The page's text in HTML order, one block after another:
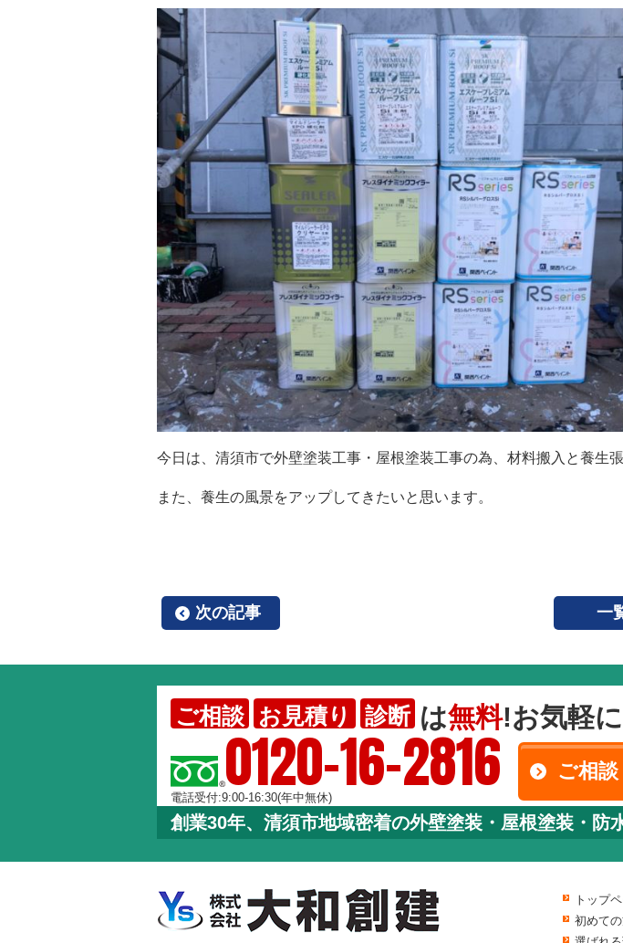
今日は、清須市で外壁塗装工事・屋根塗装工事の為、材料搬入と養生張
また、養生の風景をアップしてきたいと思います。
次の記事 一
ご相談 お見積り 診断 は無料!お気軽
0120-16-2816
電話受付:9:00-16:30(年中無休)
ご相
創業30年、清須市地域密着の外壁塗装・屋根塗装・防
トップ
初めて